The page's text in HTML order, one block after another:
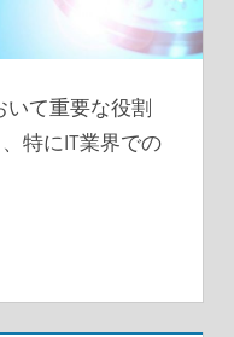
いて重要な役割
特にIT業界での